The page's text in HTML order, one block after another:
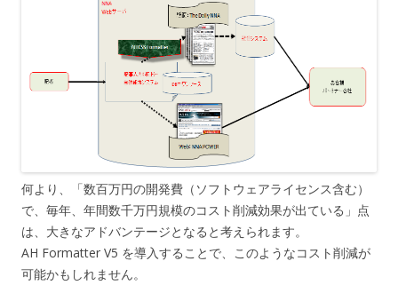
何より、「数百万円の開発費（ソフトウェアライセンス含む）
で、毎年、年間数千万円規模のコスト削減効果が出ている」点
は、大きなアドバンテージとなると考えられます。
AH Formatter V5 を導入することで、このようなコスト削減が
可能かもしれません。